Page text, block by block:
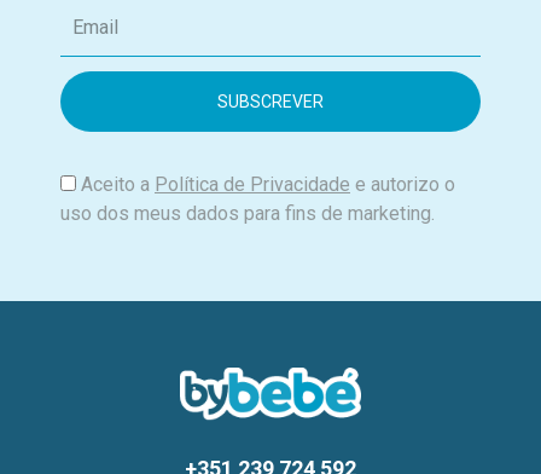
m
i
Aceito a Política de Privacidade e autorizo o
uso dos meus dados para fins de marketing.
+351 239 724 592